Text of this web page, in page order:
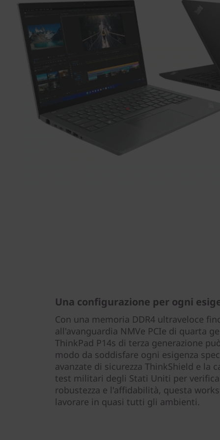
Una configurazione per ogni
Con una memoria DDR4 ultraveloce
all'avanguardia NMVe PCIe di quarta
ThinkPad P14s di terza generazione
modo da soddisfare ogni esigenza
avanzate di sicurezza ThinkShield e la
test militari degli Stati Uniti per
robustezza e l'affidabilità, questa
lavorare in quasi tutti gli ambienti.